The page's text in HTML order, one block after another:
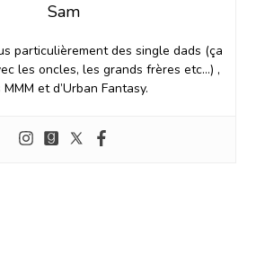
Sam
particulièrement des single dads (ça
les oncles, les grands frères etc…) ,
MMM et d’Urban Fantasy.